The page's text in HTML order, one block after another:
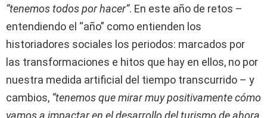
“tenemos todos por hacer”. En este año de retos –
entendiendo el “año” como entienden los
historiadores sociales los periodos: marcados por
las transformaciones e hitos que hay en ellos, no por
nuestra medida artificial del tiempo transcurrido – y
cambios, “tenemos que mirar muy positivamente cómo
vamos a impactar en el desarrollo del turismo de ahora